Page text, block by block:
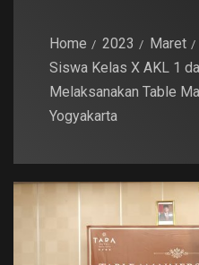
Home 2023 Maret
Siswa Kelas X AKL 1
Melaksanakan Table
Yogyakarta